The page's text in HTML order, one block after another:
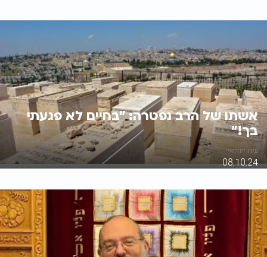
אשתו של הרב נפטרה: "בחיים לא פגעתי
בך!"
עידו יחזקאל
08.10.24